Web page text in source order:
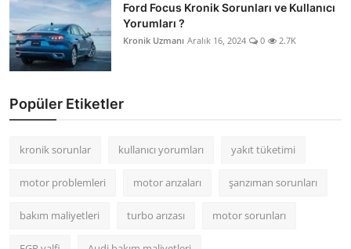
Ford Focus Kronik Sorunları ve Kullanıcı
Yorumları ?
Kronik Uzmanı Aralık 16, 2024 0 2.7K
Popüler Etiketler
kronik sorunlar kullanıcı yorumları yakıt tüketimi
motor problemleri motor arızaları şanzıman sorunları
bakım maliyetleri turbo arızası motor sorunları